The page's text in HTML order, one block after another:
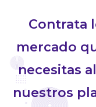
Contrata
mercado
necesitas
nuestros